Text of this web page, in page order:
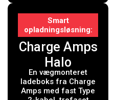
Smart
opladningsløsning
Charge Amps
Halo
Ladeboks
16A 11 kW
En vægmonteret
ladeboks fra Charge
Amps med fast Type